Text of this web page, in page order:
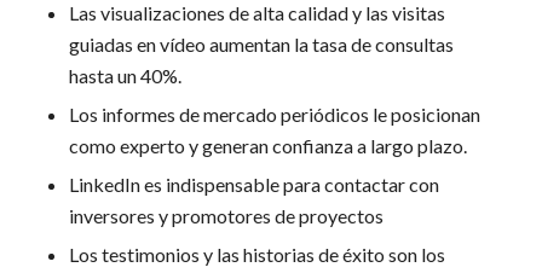
Las visualizaciones de alta calidad y las visitas
guiadas en vídeo aumentan la tasa de consultas
hasta un 40%.
Los informes de mercado periódicos le posicionan
como experto y generan confianza a largo plazo.
LinkedIn es indispensable para contactar con
inversores y promotores de proyectos
Los testimonios y las historias de éxito son los